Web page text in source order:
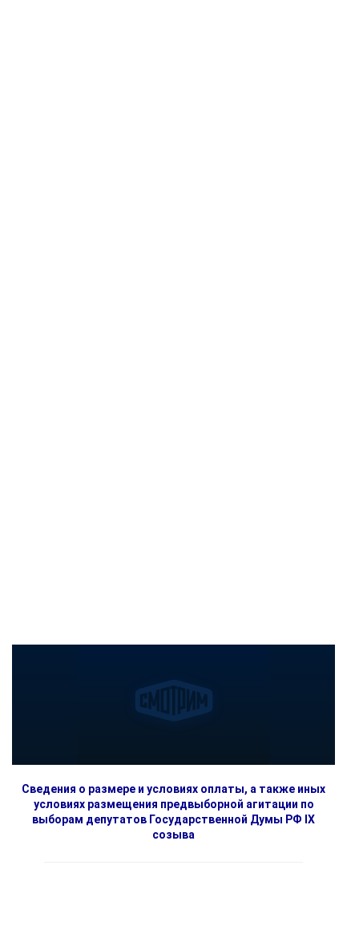
Сведения о размере и условиях оплаты, а также иных
условиях размещения предвыборной агитации по
выборам депутатов Государственной Думы РФ IX
созыва